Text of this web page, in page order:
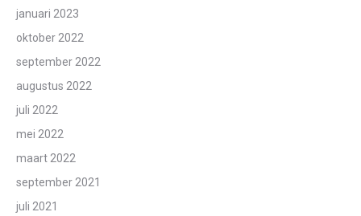
januari 2023
oktober 2022
september 2022
augustus 2022
juli 2022
mei 2022
maart 2022
september 2021
juli 2021